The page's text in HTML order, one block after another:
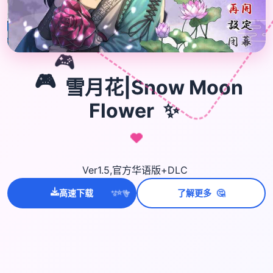
🎮
🎮 雪月花|Snow Moon
Flower ✨
Ver1.5,官方华语版+DLC
高速下载 ✨⭐💫 了解更多 🤔